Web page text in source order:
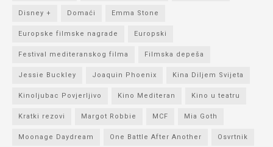
Disney + Domaći Emma Stone
Europske filmske nagrade Europski
Festival mediteranskog filma Filmska depeša
Jessie Buckley Joaquin Phoenix Kina Diljem Svijeta
Kinoljubac Povjerljivo Kino Mediteran Kino u teatru
Kratki rezovi Margot Robbie MCF Mia Goth
Moonage Daydream One Battle After Another Osvrtnik